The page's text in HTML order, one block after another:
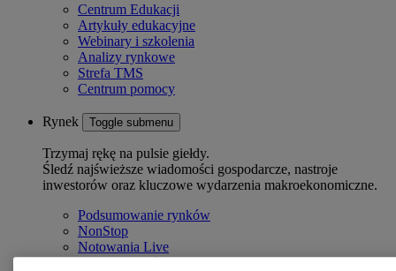
Centrum Edukacji
Artykuły edukacyjne
Webinary i szkolenia
Analizy rynkowe
Strefa TMS
Centrum pomocy
Rynek Toggle submenu
Trzymaj rękę na pulsie giełdy.
Śledź najświeższe wiadomości gospodarcze, nastroje
inwestorów oraz kluczowe wydarzenia makroekonomiczne.
Podsumowanie rynków
NonStop
Notowania Live
Sezon wyników w USA